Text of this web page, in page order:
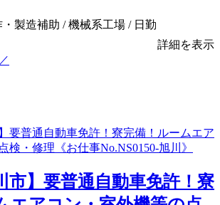
製造補助 / 機械系工場 / 日勤
詳細を表示
市】要普通自動車免許！寮